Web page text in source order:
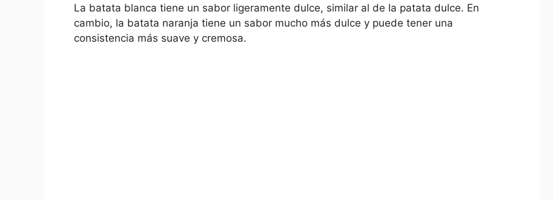
La batata blanca tiene un sabor ligeramente dulce, similar al de la patata dulce. En
cambio, la batata naranja tiene un sabor mucho más dulce y puede tener una
consistencia más suave y cremosa.